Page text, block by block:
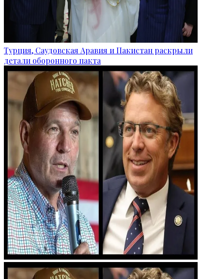
Турция, Саудовская Аравия и Пакистан раскрыли
детали оборонного пакта